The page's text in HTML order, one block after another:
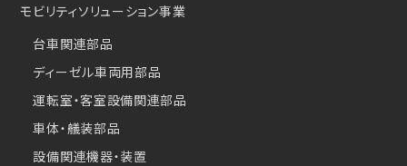
モビリティソリューション事業
台車関連部品
ディーゼル車両用部品
運転室・客室設備関連部品
車体・艤装部品
設備関連機器・装置